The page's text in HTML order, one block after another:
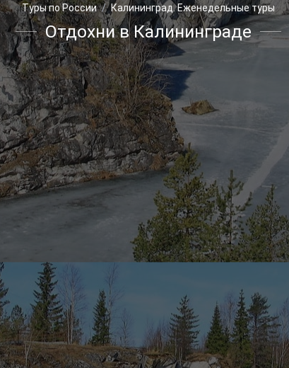
Туры по России Калининград. Еженедельные туры
Отдохни в Калининграде